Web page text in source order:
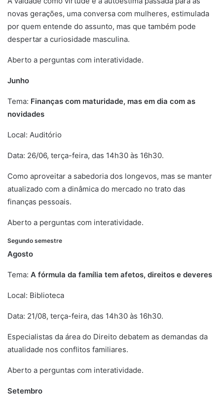
novas gerações, uma conversa com mulheres, estimulada
por quem entende do assunto, mas que também pode
despertar a curiosidade masculina.
Aberto a perguntas com interatividade.
Junho
Tema: Finanças com maturidade, mas em dia com as
novidades
Local: Auditório
Data: 26/06, terça-feira, das 14h30 às 16h30.
Como aproveitar a sabedoria dos longevos, mas se manter
atualizado com a dinâmica do mercado no trato das
finanças pessoais.
Aberto a perguntas com interatividade.
Segundo semestre
Agosto
Tema: A fórmula da família tem afetos, direitos e deveres
Local: Biblioteca
Data: 21/08, terça-feira, das 14h30 às 16h30.
Especialistas da área do Direito debatem as demandas da
atualidade nos conflitos familiares.
Aberto a perguntas com interatividade.
Setembro